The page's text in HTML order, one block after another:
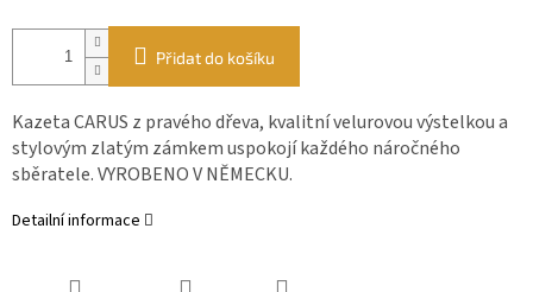
Přidat do košíku
Kazeta CARUS z pravého dřeva, kvalitní velurovou výstelkou a
stylovým zlatým zámkem uspokojí každého náročného
sběratele. VYROBENO V NĚMECKU.
Detailní informace